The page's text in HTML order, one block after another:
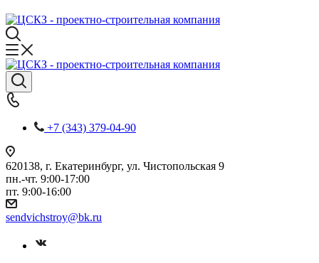
+7 (343) 379-04-90
620138, г. Екатеринбург, ул. Чистопольская 9
пн.-чт. 9:00-17:00
пт. 9:00-16:00
sendvichstroy@bk.ru